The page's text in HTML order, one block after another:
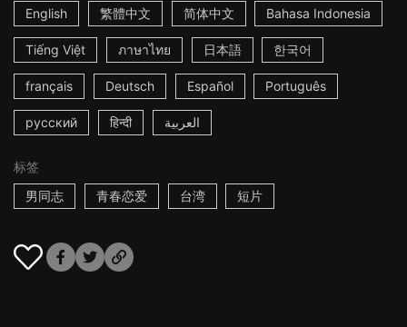
English
繁體中文 简体中文 Bahasa Indonesia
Tiếng Việt ภาษาไทย 日本語 한국어
français Deutsch Español Português
русский हिन्दी العربية
标签
男同志
青春恋爱 台湾 短片